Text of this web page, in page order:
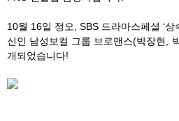
10월 16일 정오, SBS 드라마스페셜 ‘
신인 남성보컬 그룹 브로맨스(박장현,
개되었습니다!